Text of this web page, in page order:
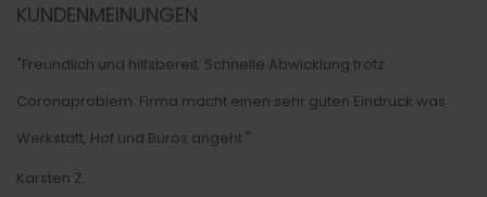
KUNDENMEINUNGEN
"Freundlich und hilfsbereit. Schnelle Abwicklung trotz
Coronaproblem. Firma macht einen sehr guten Eindruck was
Werkstatt, Hof und Büros angeht."
Karsten Z.